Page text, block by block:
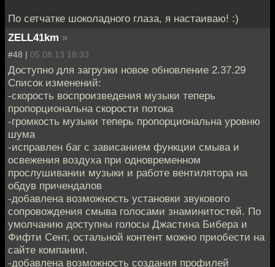
По сетчатке шоколадного глаза, я настаиваю! :)
ZELL41km »
#48 | 05.08.13 18:33
Доступно для загрузки новое обновление 2.37.29
Список изменений:
-скорость воспроизведения музыки теперь
пропорциональна скорости потока
-громкость музыки теперь пропорциональна уровню
шума
-исправлен баг с зависанием функции смыва и
освежения воздуха при одновременном
прослушивании музыки и работе вентилятора на
обдув причендалов
-добавлена возможность установки звукового
сопровождения смыва голосами знаминитостей. По
умолчанию доступны голосы Джастина Бибера и
Фифти Сент, остальной контент можно приобести на
сайте компании.
-добавлена возможность создания профилей